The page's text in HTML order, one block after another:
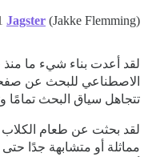
Jagster (Jakke Flemming)
الاصطناعي للبحث عن
تتجاهل سياق البحث تمامًا
لقد بحثت عن طعام الكلاب
مماثلة أو متشابهة جدًا